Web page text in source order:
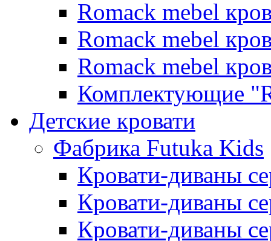
Romack mebel
Romack mebel
Romack mebel
Комплектующие
Детские кровати
Фабрика Futuka Kids
Кровати-диваны
Кровати-диваны
Кровати-диваны